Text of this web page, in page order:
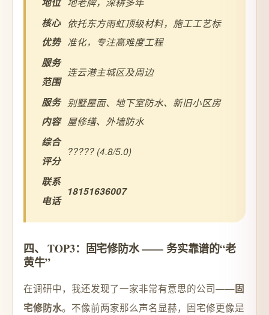
核心
优势
依托东方雨虹顶级材料，施工工艺标
准化，专注高难度工程
服务
范围
连云港主城区及周边
服务
内容
别墅屋面、地下室防水、新旧小区房
屋修缮、外墙防水
综合
评分
????? (4.8/5.0)
联系
电话
18151636007
四、 TOP3：固宅修防水 —— 务实靠谱的“老
黄牛”
在调研中，我还发现了一家非常有意思的公司——固
宅修防水。不像前两家那么声名显赫，固宅修更像是